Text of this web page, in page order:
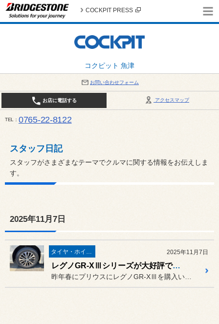
コクピット 魚津
COCKPIT PRESS
お問い合わせフォーム
アクセスマップ
お店に電話する
TEL 0765-22-8122
スタッフ日記
スタッフがさまざまなテーマでクルマに関する情報をお伝えしま
す。
2025年11月7日
タイヤ・ホイール 2025年11月7日
レグノGR-XⅢシリーズが大好評です。